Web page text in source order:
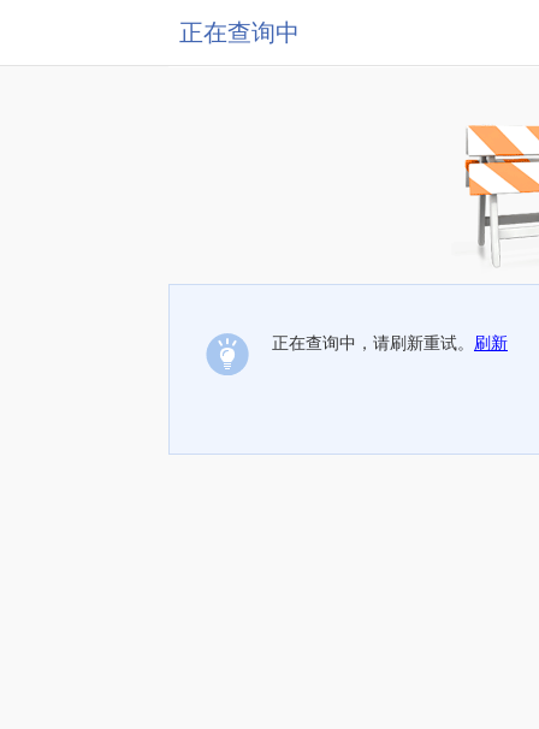
正在查询中
正在查询中，请刷新重试。 刷新